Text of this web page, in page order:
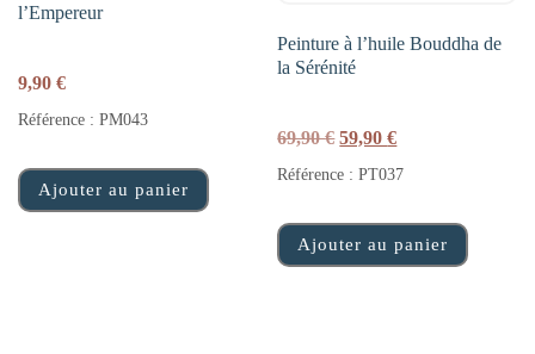
l’Empereur
9,90 €
Référence : PM043
Ajouter au panier
Peinture à l’huile Bouddha de
la Sérénité
69,90€ Le prix initial était :
59,90€Le prix actuel
Référence : PT037
Ajouter au panier